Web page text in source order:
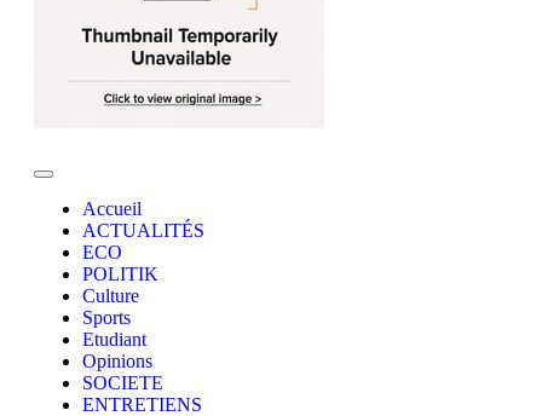
Accueil
ACTUALITÉS
ECO
POLITIK
Culture
Sports
Etudiant
Opinions
SOCIETE
ENTRETIENS